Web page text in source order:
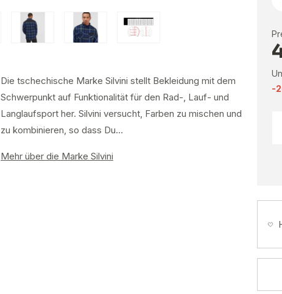
Die tschechische Marke Silvini stellt Bekleidung mit dem
Schwerpunkt auf Funktionalität für den Rad-, Lauf- und
Langlaufsport her. Silvini versucht, Farben zu mischen und
zu kombinieren, so dass Du…
Mehr über die Marke Silvini
-